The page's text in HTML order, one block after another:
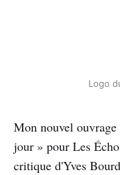
Logo
Mon nouvel
jour » pour Les
critique d'Yves